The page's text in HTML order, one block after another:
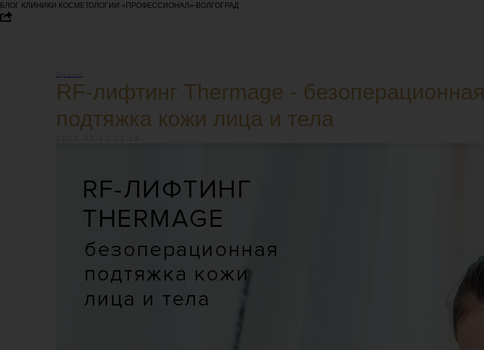
БЛОГ КЛИНИКИ КОСМЕТОЛОГИИ «ПРОФЕССИОНАЛ»-ВОЛГОГРАД
RF-лифтинг Thermage - безоперационная
подтяжка кожи лица и тела